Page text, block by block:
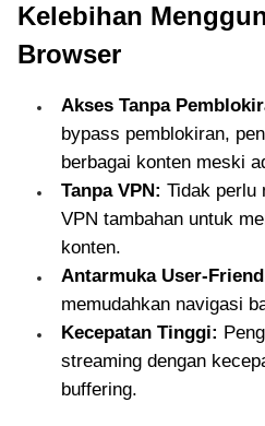
Kelebihan
Browser
Akses Tanpa
bypass pemblokiran,
berbagai konten meski
Tanpa VPN: Tidak perlu
VPN tambahan untuk
konten.
Antarmuka User-
memudahkan navigasi
Kecepatan Tinggi:
streaming dengan
buffering.